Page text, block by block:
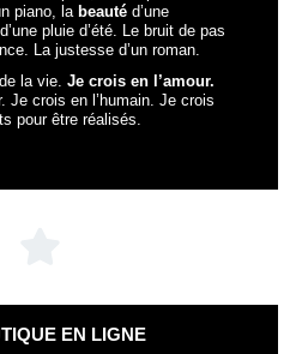
piano, la beauté d’une
pluie d’été. Le bruit de pas
La justesse d’un roman.
la vie. Je crois en l’amour.
Je crois en l’humain. Je crois
pour être réalisés.
EN LIGNE